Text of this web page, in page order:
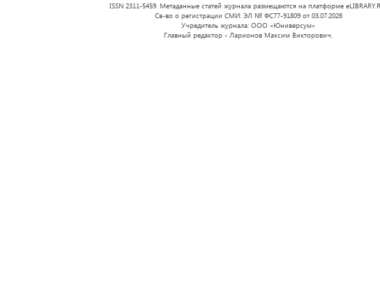
ISSN 2311-5459. Метаданные статей журнала размещаются на платформе
Св-во о регистрации СМИ: ЭЛ № ФС77-91809 от 03.07.2026
Учредитель журнала: ООО «Юниверсум»
Главный редактор - Ларионов Максим Викторович.